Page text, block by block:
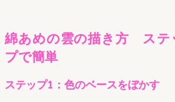
綿あめの雲の描き方 ステ
プで簡単
ステップ1：色のベースをぼかす